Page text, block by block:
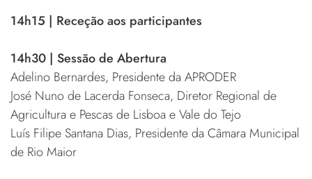
14h15 | Receção aos participantes
14h30 | Sessão de Abertura
Adelino Bernardes, Presidente da APRODER
José Nuno de Lacerda Fonseca, Diretor Regional de
Agricultura e Pescas de Lisboa e Vale do Tejo
Luís Filipe Santana Dias, Presidente da Câmara Municipal
de Rio Maior